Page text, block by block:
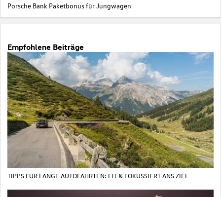
Porsche Bank Paketbonus für Jungwagen
Empfohlene Beiträge
TIPPS FÜR LANGE AUTOFAHRTEN: FIT & FOKUSSIERT ANS ZIEL